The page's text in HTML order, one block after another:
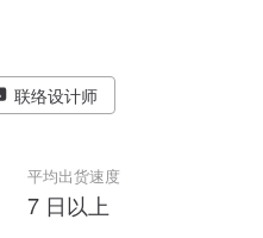
联络设计师
平均出货速度
7 日以上